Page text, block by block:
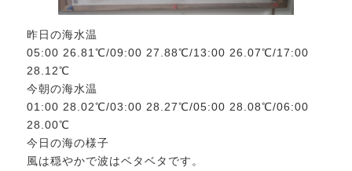
昨日の海水温
05:00 26.81℃/09:00 27.88℃/13:00 26.07℃/17:00
28.12℃
今朝の海水温
01:00 28.02℃/03:00 28.27℃/05:00 28.08℃/06:00
28.00℃
今日の海の様子
風は穏やかで波はベタベタです。